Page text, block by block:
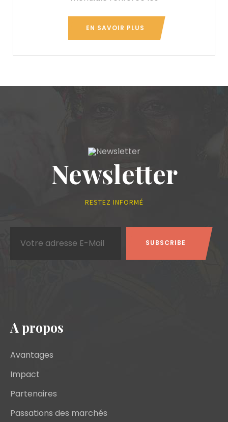
EN SAVOIR PLUS
Newsletter
RESTEZ INFORMÉ
A propos
Avantages
Impact
Partenaires
Passations des marchés